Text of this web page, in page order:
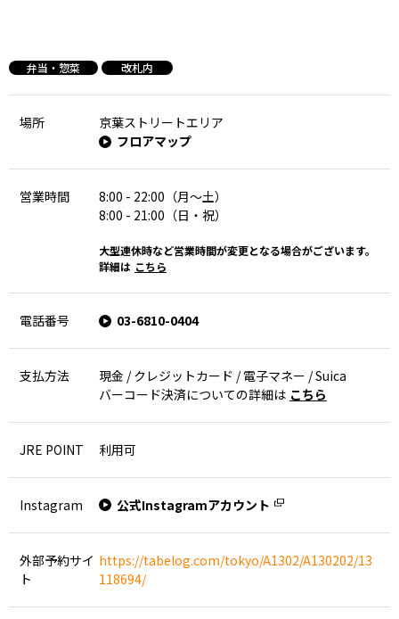
弁当・惣菜 改札内
場所
京葉ストリートエリア
フロアマップ
営業時間
8:00 - 22:00（月～土）
8:00 - 21:00（日・祝）
大型連休時など営業時間が変更となる場合がございます。
詳細は こちら
電話番号 03-6810-0404
支払方法
現金 / クレジットカード / 電子マネー / Suica
バーコード決済についての詳細は こちら
JRE POINT 利用可
Instagram 公式Instagramアカウント
外部予約サイ
ト
https://tabelog.com/tokyo/A1302/A130202/13
118694/